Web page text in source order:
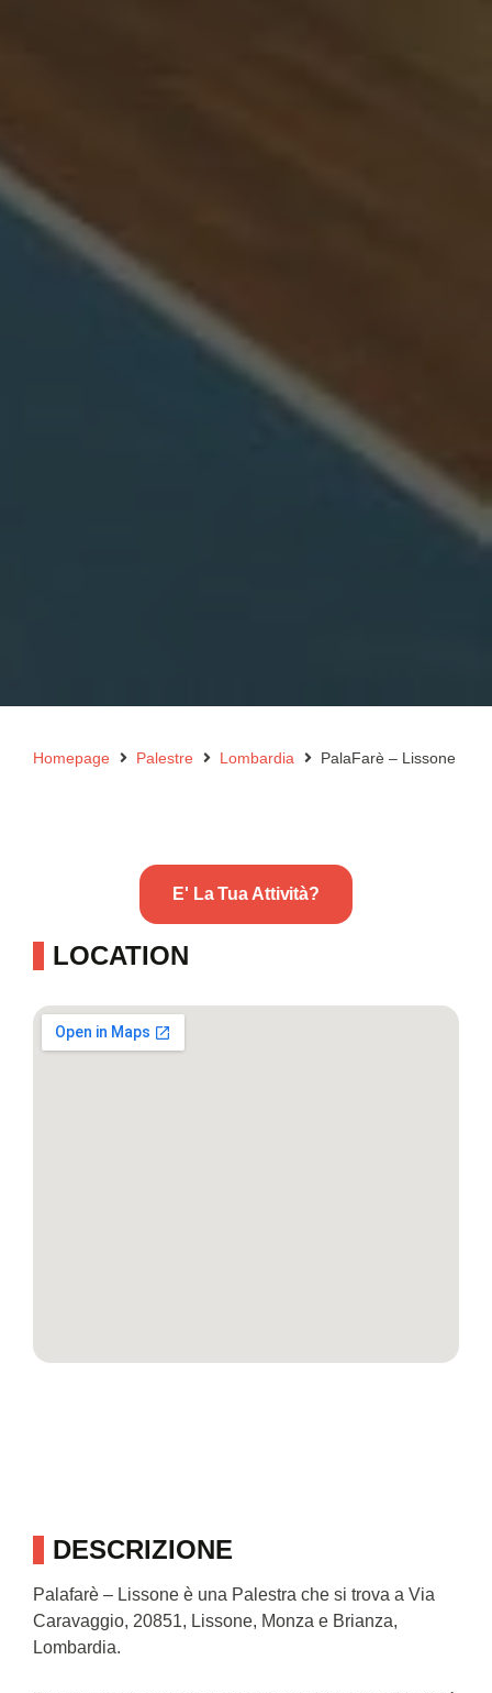
Homepage Palestre Lombardia PalaFarè – Lissone
DESCRIZIONE
Palafarè – Lissone è una Palestra che si trova a Via
Caravaggio, 20851, Lissone, Monza e Brianza,
Lombardia.
E' La Tua Attività?
LOCATION